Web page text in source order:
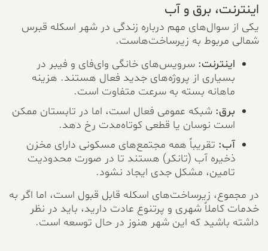
اینترنت، برق و آب
یکی از سوال‌های مهم درباره زندگی در شهر اسکله قبرس
شمالی مربوط به زیرساخت‌هاست.
اینترنت:سرویس‌های خانگی وای‌فای و فیبر در
بسیاری از پروژه‌های جدید فعال هستند. هزینه
ماهانه بسته به سرعت متفاوت است.
برق:شبکه عمومی فعال است، اما در تابستان ممکن
است نوسان یا قطعی کوتاه‌مدت رخ دهد.
آب:تقریباً همه مجتمع‌های مسکونی دارای مخزن
ذخیره آب (تانکر) هستند تا در صورت محدودیت
تامین، مشکل جدی ایجاد نشود.
در مجموع، زیرساخت‌های اسکله قابل قبول است، اما اگر به
خدمات کاملاً شهری و پرتنوع عادت دارید، باید در نظر
داشته باشید که این شهر هنوز در حال توسعه است.